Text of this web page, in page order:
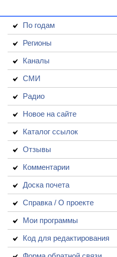
По годам
Регионы
Каналы
СМИ
Радио
Новое на сайте
Каталог ссылок
Отзывы
Комментарии
Доска почета
Справка / О проекте
Мои программы
Код для редактирования